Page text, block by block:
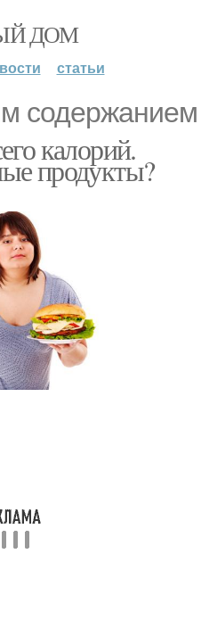
ДОМ
статьи
содержанием
калорий.
продукты?